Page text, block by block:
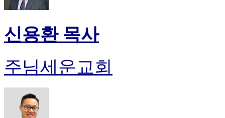
신용환 목사
주님세운교회